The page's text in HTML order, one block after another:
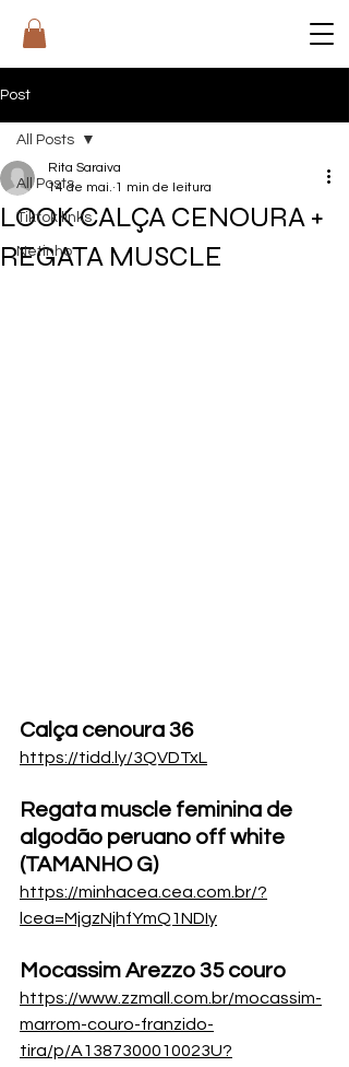
RIT
Post
All Posts
Tiktok links
Netinho
All Posts
LOOK CALÇA CENOURA +
REGATA MUSCLE
Rita Saraiva
14 de mai. 1 min de leitura
Calça cenoura 36
https://tidd.ly/3QVDTxL
Regata muscle feminina de
algodão peruano off white
(TAMANHO G)
https://minhacea.cea.com.br/?
lcea=MjgzNjhfYmQ1NDIy
Mocassim Arezzo 35 couro
https://www.zzmall.com.br/mocassim-
marrom-couro-franzido-
tira/p/A1387300010023U?